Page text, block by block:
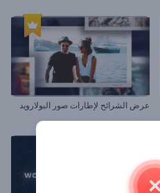
عرض الشرائح لإطارات صور البولارويد